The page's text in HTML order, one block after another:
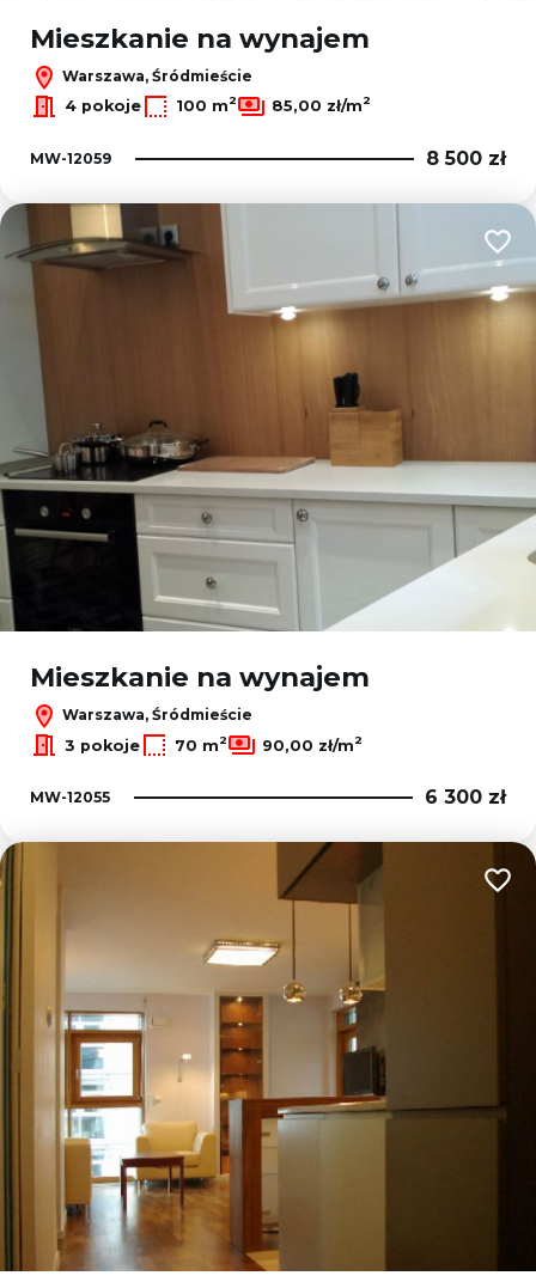
Mieszkanie na wynajem
Warszawa, Śródmieście
4 pokoje
100 m2 85,00 zł/m2
MW-12059 8 500 zł
Mieszkanie na wynajem
Warszawa, Śródmieście
3 pokoje
70 m2 90,00 zł/m2
MW-12055 6 300 zł